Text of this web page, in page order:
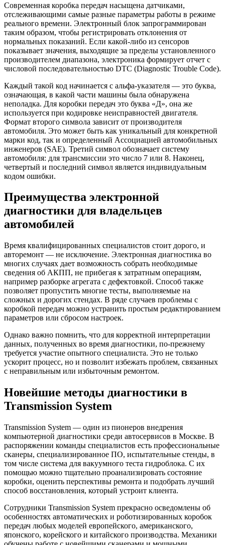
Современная коробка передач насыщена датчиками,
отслеживающими самые разные параметры работы в режиме
реального времени. Электронный блок запрограммирован
таким образом, чтобы регистрировать отклонения от
нормальных показаний. Если какой-либо из сенсоров
показывает значения, выходящие за пределы установленного
производителем диапазона, электроника формирует отчет с
числовой последовательностью DTC (Diagnostic Trouble Code).
Каждый такой код начинается с альфа-указателя — это буква,
означающая, в какой части машины была обнаружена
неполадка. Для коробки передач это буква «Д», она же
используется при кодировке неисправностей двигателя.
Формат второго символа зависит от производителя
автомобиля. Это может быть как уникальный для конкретной
марки код, так и определенный Ассоциацией автомобильных
инженеров (SAE). Третий символ обозначает систему
автомобиля: для трансмиссии это число 7 или 8. Наконец,
четвертый и последний символ является индивидуальным
кодом ошибки.
Преимущества электронной
диагностики для владельцев
автомобилей
Время квалифицированных специалистов стоит дорого, и
авторемонт — не исключение. Электронная диагностика во
многих случаях дает возможность собрать необходимые
сведения об АКПП, не прибегая к затратным операциям,
например разборке агрегата с дефектовкой. Способ также
позволяет пропустить многие тесты, выполняемые на
сложных и дорогих стендах. В ряде случаев проблемы с
коробкой передач можно устранить простым редактированием
параметров или сбросом настроек.
Однако важно помнить, что для корректной интерпретации
данных, полученных во время диагностики, по-прежнему
требуется участие опытного специалиста. Это не только
ускорит процесс, но и позволит избежать проблем, связанных
с неправильным или избыточным ремонтом.
Новейшие методы диагностики в
Transmission System
Transmission System — один из пионеров внедрения
компьютерной диагностики среди автосервисов в Москве. В
распоряжении команды специалистов есть профессиональные
сканеры, специализированное ПО, испытательные стенды, в
том числе система для вакуумного теста гидроблока. С их
помощью можно тщательно проанализировать состояние
коробки, оценить перспективы ремонта и подобрать лучший
способ восстановления, который устроит клиента.
Сотрудники Transmission System прекрасно осведомлены об
особенностях автоматических и роботизированных коробок
передач любых моделей европейского, американского,
японского, корейского и китайского производства. Механики